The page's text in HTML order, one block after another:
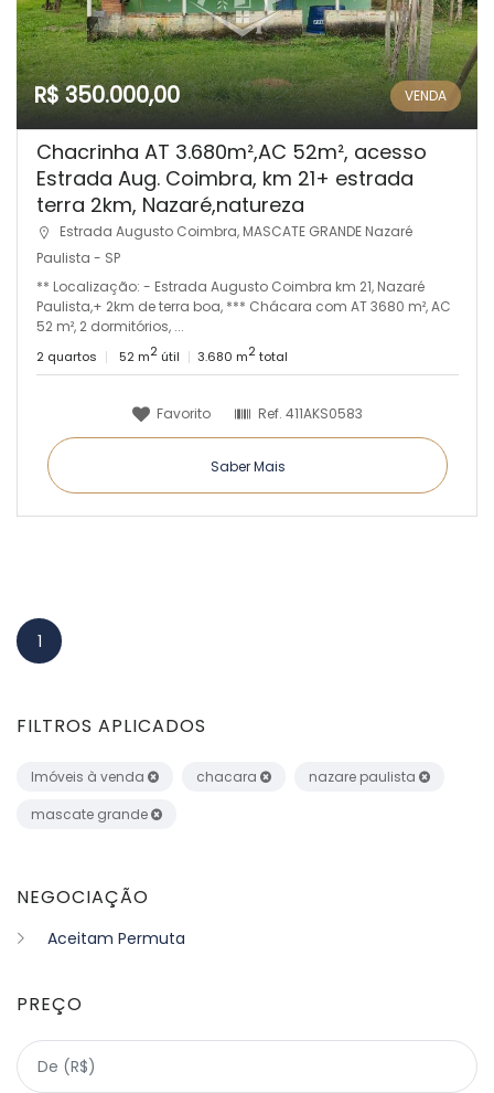
R$ 350.000,00 VENDA
Chacrinha AT 3.680m²,AC 52m², acesso
Estrada Aug. Coimbra, km 21+ estrada
terra 2km, Nazaré,natureza
Estrada Augusto Coimbra, MASCATE GRANDE Nazaré
Paulista - SP
** Localização: - Estrada Augusto Coimbra km 21, Nazaré
Paulista,+ 2km de terra boa, *** Chácara com AT 3680 m², AC
52 m², 2 dormitórios, ...
2 quartos 52 m2 útil 3.680 m2total
Favorito Ref. 411AKS0583
Saber Mais
1
FILTROS APLICADOS
Imóveis à venda chacara
nazare paulista
mascate grande
NEGOCIAÇÃO
Aceitam Permuta
PREÇO